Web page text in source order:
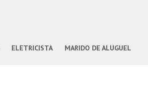
ELETRICISTA MARIDO DE ALUGUEL